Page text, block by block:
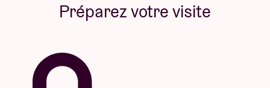
Préparez votre visite